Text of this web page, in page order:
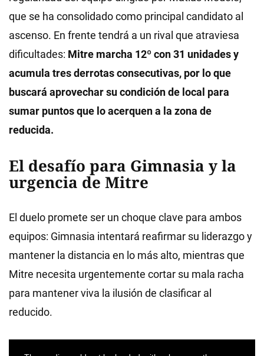
que se ha consolidado como principal candidato al
ascenso. En frente tendrá a un rival que atraviesa
dificultades: Mitre marcha 12º con 31 unidades y
acumula tres derrotas consecutivas, por lo que
buscará aprovechar su condición de local para
sumar puntos que lo acerquen a la zona de
reducida.
El desafío para Gimnasia y la
urgencia de Mitre
El duelo promete ser un choque clave para ambos
equipos: Gimnasia intentará reafirmar su liderazgo y
mantener la distancia en lo más alto, mientras que
Mitre necesita urgentemente cortar su mala racha
para mantener viva la ilusión de clasificar al
reducido.